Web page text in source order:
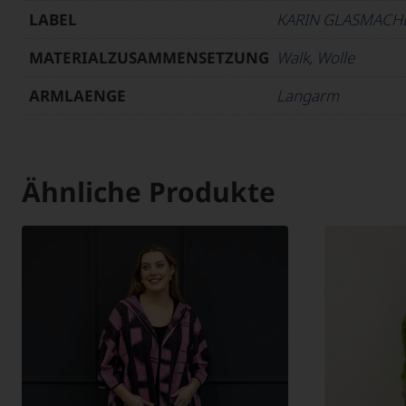
LABEL
KARIN
MATERIALZUSAMMENSETZUNG Walk, Wolle
ARMLAENGE
Langarm
Ähnliche Produkte